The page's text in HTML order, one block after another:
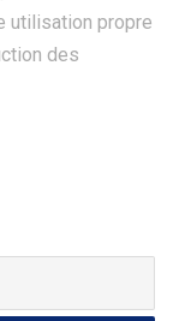
utilisation propre
des